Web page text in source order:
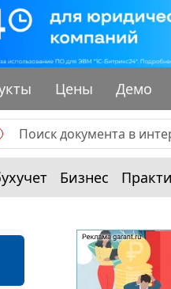
Цены Демо
Бизнес